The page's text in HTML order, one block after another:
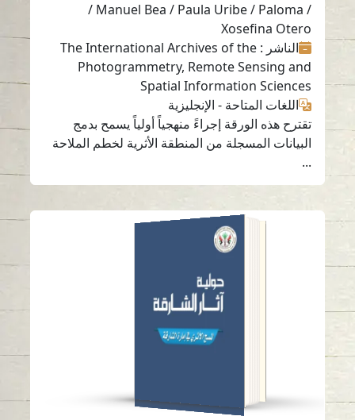
/ Manuel Bea / Paula Uribe / Paloma /
Xosefina Otero
الناشر
: The International Archives of the
Photogrammetry, Remote Sensing and
Spatial Information Sciences
اللغات المتاحة- الإنجليزية
تقترح هذه الورقة إجراءً منهجياً أولياً يسمح بدمج
البيانات المسجلة من المنطقة الأثرية لخطم الملاحة
حولية آثار الشارقة 1
قراءة باللغة
-العربية
الإنجليزية